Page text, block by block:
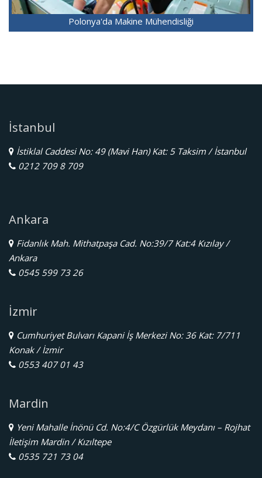
Polonya'da Makine Mühendisliği
İstanbul
İstiklal Caddesi No: 49 (Mavi Han) Kat: 5 Taksim / İstanbul
0212 709 8 709
Ankara
Fidanlık Mah. Mithatpaşa Cad. No:39/7 Kat:4 Kızılay /
Ankara
0545 599 73 26
İzmir
Cumhuriyet Bulvarı Kapani İş Merkezi No: 36 Kat: 7/711
Konak / İzmir
0553 407 01 43
Mardin
Yeni Mahalle İnönü Cd. No:4/C Özgürlük Meydanı – Rojhat
İletişim Mardin / Kızıltepe
0535 721 73 04